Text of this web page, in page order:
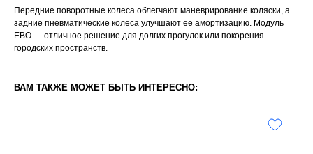
Передние поворотные колеса облегчают маневрирование коляски, а
задние пневматические колеса улучшают ее амортизацию. Модуль
ЕВО — отличное решение для долгих прогулок или покорения
городских пространств.
ВАМ ТАКЖЕ МОЖЕТ БЫТЬ ИНТЕРЕСНО: